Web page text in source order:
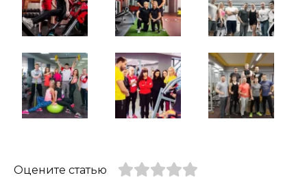
Оцените статью